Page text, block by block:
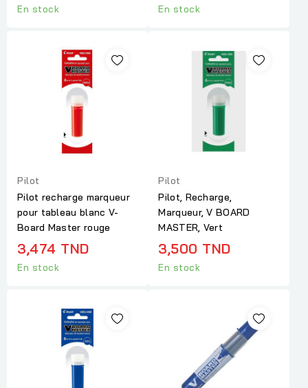
En stock En stock
Pilot
Pilot recharge marqueur
pour tableau blanc V-
Board Master rouge
3,474 TND
En stock
Pilot
Pilot, Recharge,
Marqueur, V BOARD
MASTER, Vert
3,500 TND
En stock